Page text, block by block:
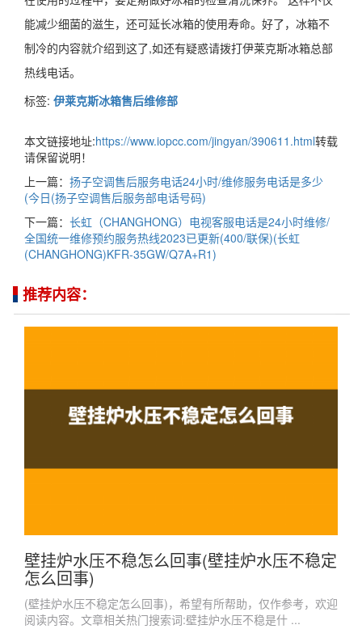
能减少细菌的滋生，还可延长冰箱的使用寿命。好了，冰箱不
制冷的内容就介绍到这了,如还有疑惑请拨打伊莱克斯冰箱总部
热线电话。
标签: 伊莱克斯冰箱售后维修部
本文链接地址:https://www.iopcc.com/jingyan/390611.html转载
请保留说明！
上一篇： 扬子空调售后服务电话24小时/维修服务电话是多少
(今日(扬子空调售后服务部电话号码)
下一篇： 长虹（CHANGHONG）电视客服电话是24小时维修/
全国统一维修预约服务热线2023已更新(400/联保)(长虹
(CHANGHONG)KFR-35GW/Q7A+R1)
推荐内容：
壁挂炉水压不稳怎么回事(壁挂炉水压不稳定
怎么回事)
(壁挂炉水压不稳定怎么回事)，希望有所帮助，仅作参考，欢迎
阅读内容。文章相关热门搜索词:壁挂炉水压不稳是什 ...